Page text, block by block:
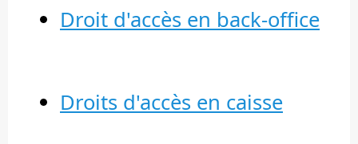
Droit d'accès en back-office
Droits d'accès en caisse